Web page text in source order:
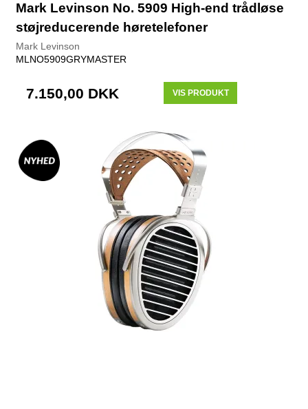
Mark Levinson No. 5909 High-end trådløse
støjreducerende høretelefoner
Mark Levinson
MLNO5909GRYMASTER
7.150,00 DKK VIS PRODUKT